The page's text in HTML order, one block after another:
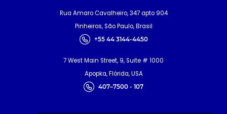
Rua Amaro Cavalheiro, 347 apto 904
Pinheiros, São Paulo, Brasil
+55 44 3144-4450
7 West Main Street, 9, Suite # 1000
Apopka, Flórida, USA
407–7500 - 107